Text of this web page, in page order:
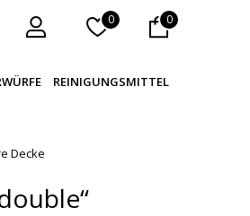
0 0
REINIGUNGSMITTEL
Decke